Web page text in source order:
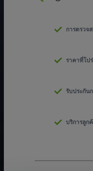
การตรวจ
ราคาที่โป
รับประกัน
บริการลูก